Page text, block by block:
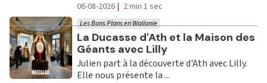
06-08-2026 | 2 min 1 sec
Ecouter
La Ducasse d'Ath et la Maison des
Géants avec Lilly
Les Bons Plans en Wallonie
Julien part à la découverte d'Ath avec Lilly.
Elle nous présente la ...